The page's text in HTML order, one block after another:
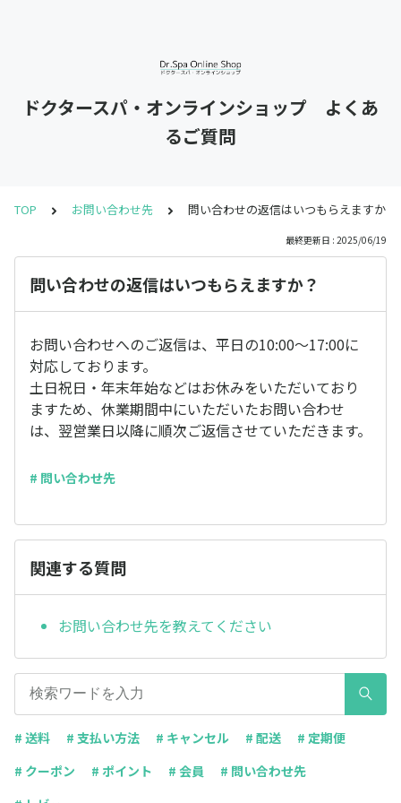
ドクタースパ・オンラインショップ よくあ
るご質問
TOP お問い合わせ先 問い合わせの返信はいつもらえますか？
最終更新日 : 2025/06/19
問い合わせの返信はいつもらえますか？
お問い合わせへのご返信は、平日の10:00～17:00に
対応しております。
土日祝日・年末年始などはお休みをいただいており
ますため、休業期間中にいただいたお問い合わせ
は、翌営業日以降に順次ご返信させていただきます。
# 問い合わせ先
関連する質問
お問い合わせ先を教えてください
# 送料 # 支払い方法 # キャンセル # 配送
# 定期便
# クーポン
# ポイント # 会員
# 問い合わせ先